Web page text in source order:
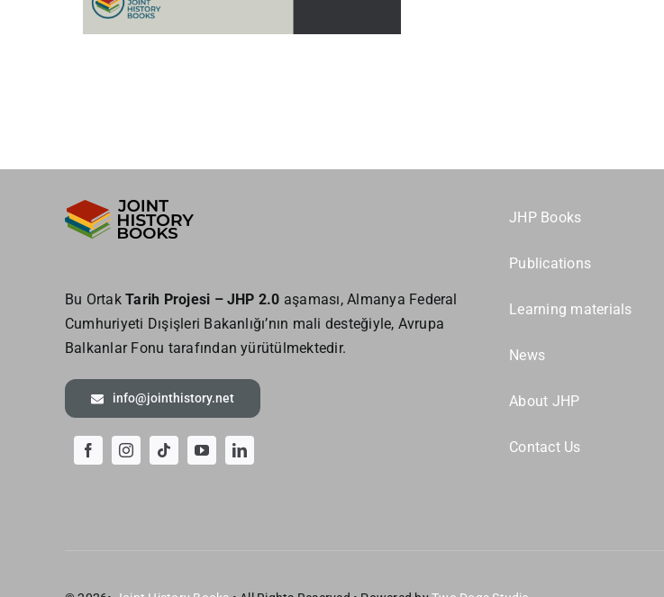
Bu OrtakTarih Projesi – JHP 2.0 aşaması, Almanya Federal
Cumhuriyeti Dışişleri Bakanlığı’nın mali desteğiyle, Avrupa
Balkanlar Fonu tarafından yürütülmektedir.
info@jointhistory.net
JHP Books
Publications
Learning materials
News
About JHP
Contact Us